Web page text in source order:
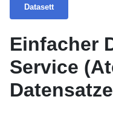
Datasett
Einfacher
Service